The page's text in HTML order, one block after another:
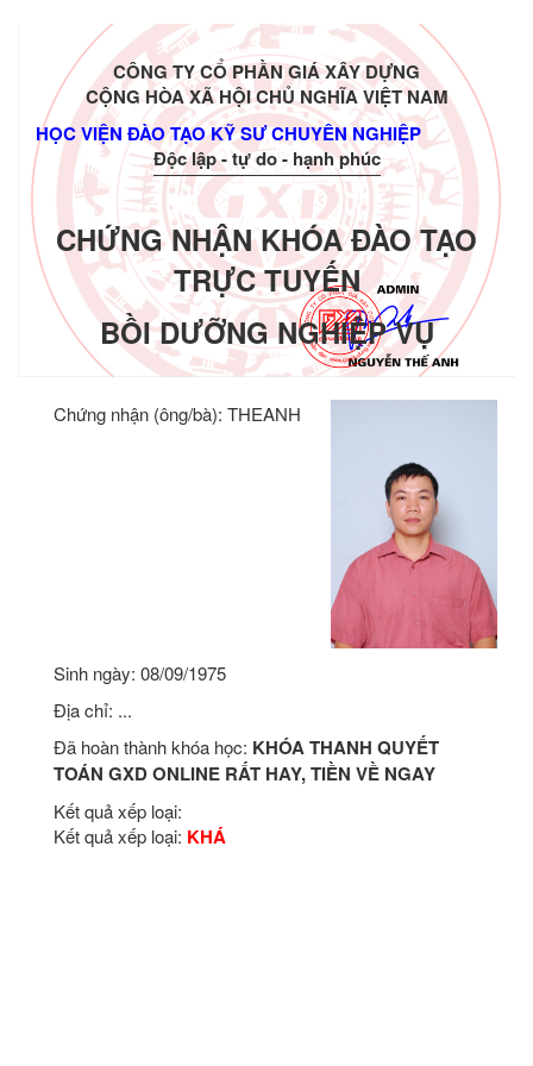
CÔNG TY CỔ PHẦN GIÁ XÂY DỰNG
CỘNG HÒA XÃ HỘI CHỦ NGHĨA VIỆT NAM
HỌC VIỆN ĐÀO TẠO KỸ SƯ CHUYÊN NGHIỆP
Độc lập - tự do - hạnh phúc
CHỨNG NHẬN KHÓA ĐÀO TẠO
TRỰC TUYẾN
BỒI DƯỠNG NGHIỆP VỤ
Chứng nhận (ông/bà): THEANH
Sinh ngày: 08/09/1975
Địa chỉ: ...
Đã hoàn thành khóa học: KHÓA THANH QUYẾT
TOÁN GXD ONLINE RẤT HAY, TIỀN VỀ NGAY
Kết quả xếp loại:
Kết quả xếp loại: KHÁ